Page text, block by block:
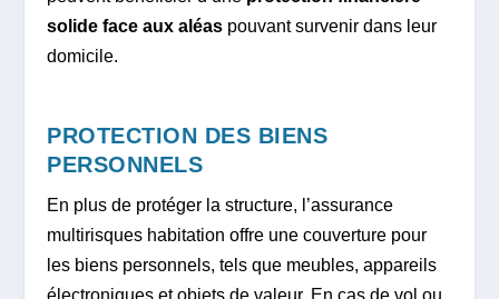
solide face aux aléas pouvant survenir dans leur
domicile.
PROTECTION DES BIENS
PERSONNELS
En plus de protéger la structure, l’assurance
multirisques habitation offre une couverture pour
les biens personnels, tels que meubles, appareils